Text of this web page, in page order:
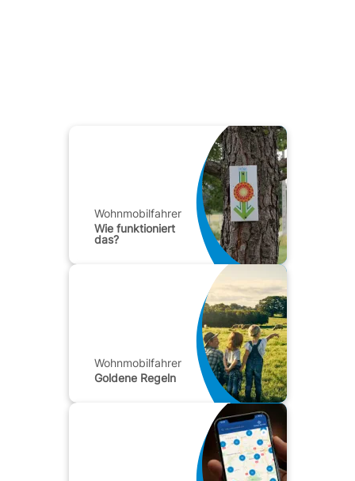
Wohnmobilfahrer
Wie funktioniert
das?
Wohnmobilfahrer
Goldene Regeln